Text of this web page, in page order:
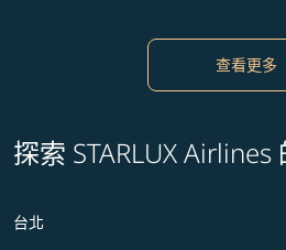
查看更多
探索 STARLUX
台北